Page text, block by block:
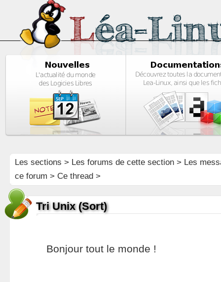
Les sections > Les forums de cette section> Les
ce forum > Ce thread >
Tri Unix (Sort)
Bonjour tout le monde !